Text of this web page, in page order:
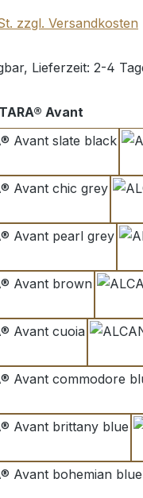
zzgl. Versandkosten
Lieferzeit: 2-4
Avant